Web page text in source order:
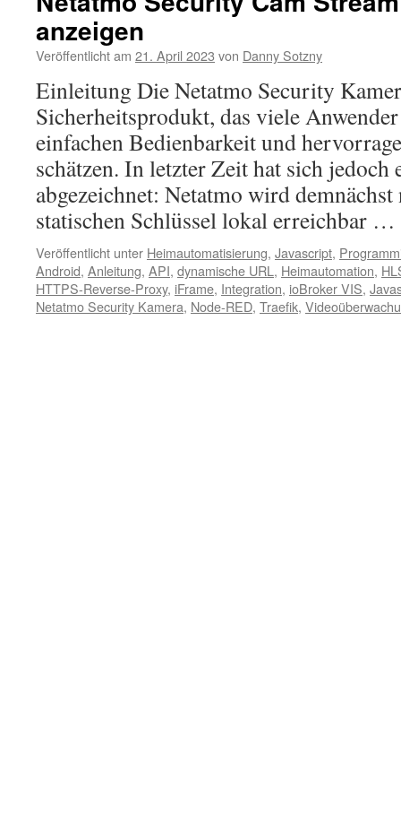
anzeigen
Veröffentlicht am 21. April 2023 von Danny Sotzny
Einleitung Die Netatmo Security
Sicherheitsprodukt, das viele
einfachen Bedienbarkeit und
schätzen. In letzter Zeit hat sich jedoch
abgezeichnet: Netatmo wird
statischen Schlüssel lokal erreichbar …
Veröffentlicht unter Heimautomatisierung, Javascript,
Android, Anleitung, API, dynamische URL , Heimautomation,
HTTPS-Reverse-Proxy, iFrame, Integration, ioBroker VIS,
Netatmo Security Kamera, Node-RED, Traefik,